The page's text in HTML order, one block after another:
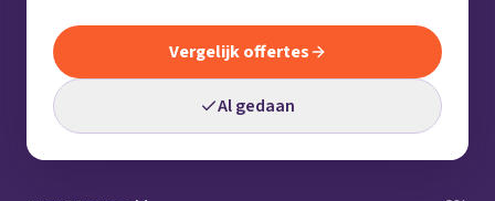
Vergelijk offertes
Al gedaan